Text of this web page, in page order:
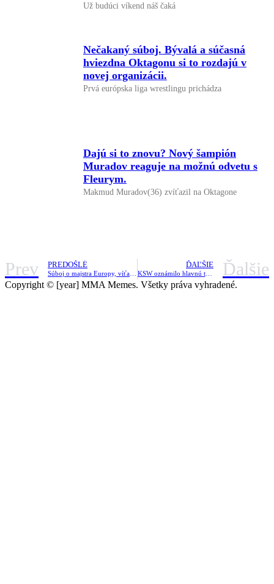
Už budúci víkend náš čaká
Nečakaný súboj. Bývalá a súčasná
hviezdna Oktagonu si to rozdajú v
novej organizácii.
Prvá európska liga wrestlingu prichádza
Dajú si to znovu? Nový šampión
Muradov reaguje na možnú odvetu s
Fleurym.
Makmud Muradov(36) zvíťazil na Oktagone
Prev PREDOŠLÉ ĎAĽŠIE
KSW oznámilo hlavnú tvár turnaja v Liberci. Domáci fans si prídu na svoje. Ďalšie
Copyright © [year] MMA Memes. Všetky práva vyhradené.